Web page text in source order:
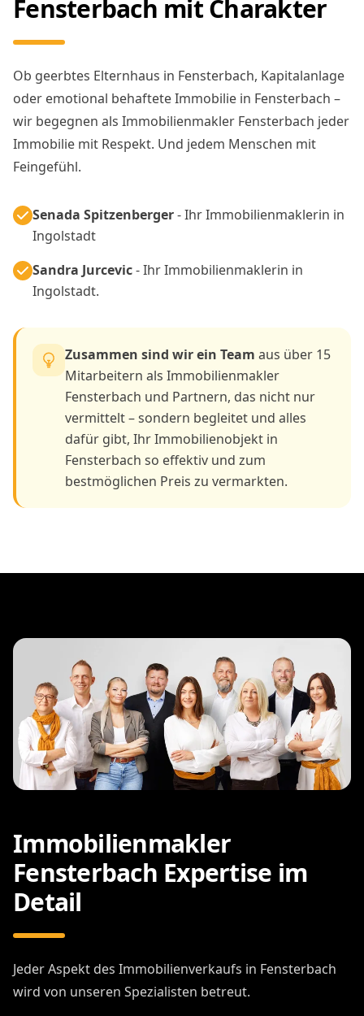
Fensterbach mit Charakter
Ob geerbtes Elternhaus in Fensterbach, Kapitalanlage
oder emotional behaftete Immobilie in Fensterbach –
wir begegnen als Immobilienmakler Fensterbach jeder
Immobilie mit Respekt. Und jedem Menschen mit
Feingefühl.
Senada Spitzenberger- Ihr Immobilienmaklerin in
Ingolstadt
Sandra Jurcevic- Ihr Immobilienmaklerin in
Ingolstadt.
Zusammen sind wir ein Team aus über 15
Mitarbeitern als Immobilienmakler
Fensterbach und Partnern, das nicht nur
vermittelt – sondern begleitet und alles
dafür gibt, Ihr Immobilienobjekt in
Fensterbach so effektiv und zum
bestmöglichen Preis zu vermarkten.
Immobilienmakler
Fensterbach Expertise im
Detail
Jeder Aspekt des Immobilienverkaufs in Fensterbach
wird von unseren Spezialisten betreut.